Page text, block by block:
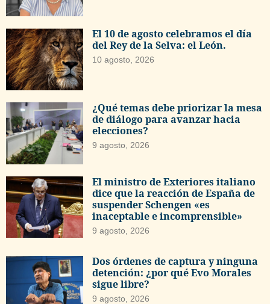
El 10 de agosto celebramos el día
del Rey de la Selva: el León.
10 agosto, 2026
¿Qué temas debe priorizar la mesa
de diálogo para avanzar hacia
elecciones?
9 agosto, 2026
El ministro de Exteriores italiano
dice que la reacción de España de
suspender Schengen «es
inaceptable e incomprensible»
9 agosto, 2026
Dos órdenes de captura y ninguna
detención: ¿por qué Evo Morales
sigue libre?
9 agosto, 2026